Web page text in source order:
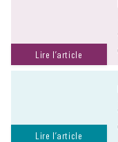
Lire l’article
Lire l’article